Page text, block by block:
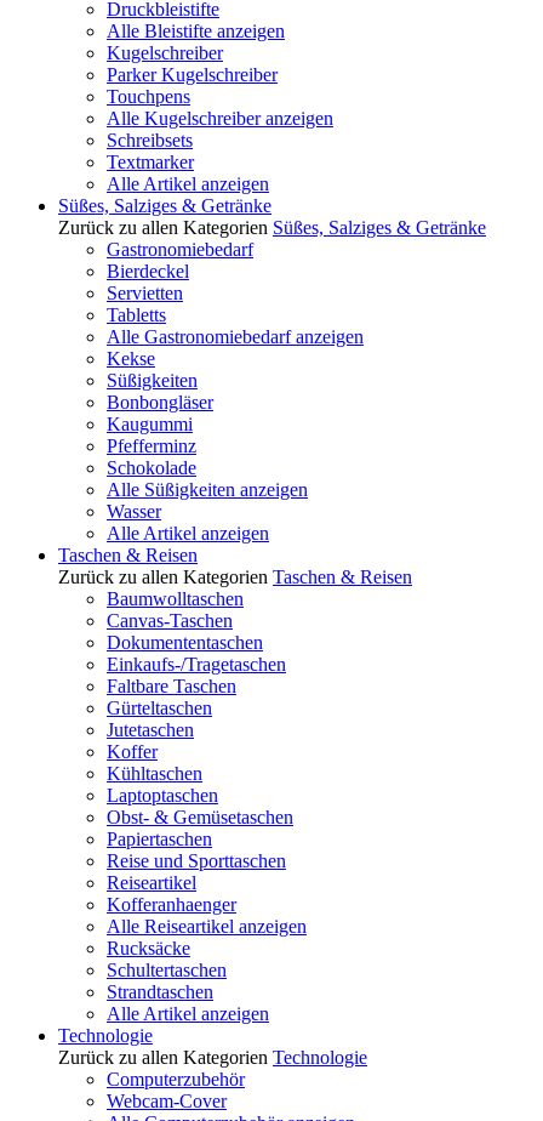
Druckbleistifte
Alle Bleistifte anzeigen
Kugelschreiber
Parker Kugelschreiber
Touchpens
Alle Kugelschreiber anzeigen
Schreibsets
Textmarker
Alle Artikel anzeigen
Süßes, Salziges & Getränke
Zurück zu allen Kategorien Süßes, Salziges & Getränke
Gastronomiebedarf
Bierdeckel
Servietten
Tabletts
Alle Gastronomiebedarf anzeigen
Kekse
Süßigkeiten
Bonbongläser
Kaugummi
Pfefferminz
Schokolade
Alle Süßigkeiten anzeigen
Wasser
Alle Artikel anzeigen
Taschen & Reisen
Zurück zu allen Kategorien Taschen & Reisen
Baumwolltaschen
Canvas-Taschen
Dokumententaschen
Einkaufs-/Tragetaschen
Faltbare Taschen
Gürteltaschen
Jutetaschen
Koffer
Kühltaschen
Laptoptaschen
Obst- & Gemüsetaschen
Papiertaschen
Reise und Sporttaschen
Reiseartikel
Kofferanhaenger
Alle Reiseartikel anzeigen
Rucksäcke
Schultertaschen
Strandtaschen
Alle Artikel anzeigen
Technologie
Zurück zu allen Kategorien Technologie
Computerzubehör
Webcam-Cover